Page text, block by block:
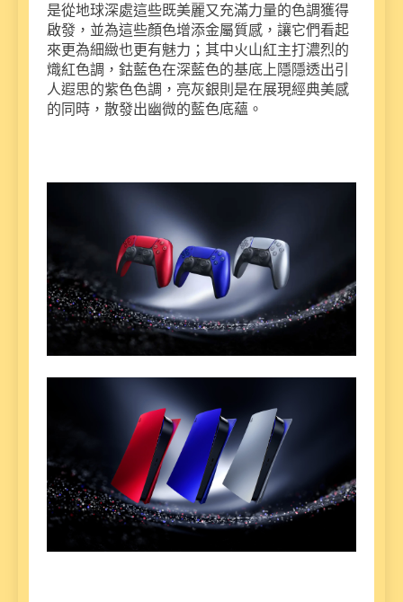
是從地球深處這些既美麗又充滿力量的色調獲得
啟發，並為這些顏色增添金屬質感，讓它們看起
來更為細緻也更有魅力；其中火山紅主打濃烈的
熾紅色調，鈷藍色在深藍色的基底上隱隱透出引
人遐思的紫色色調，亮灰銀則是在展現經典美感
的同時，散發出幽微的藍色底蘊。